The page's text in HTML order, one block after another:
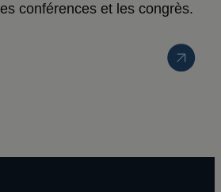
conférences et les congrès.